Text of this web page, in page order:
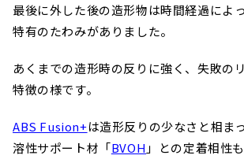
最後に外した後の造形物は時間経過によ
特有のたわみがありました。
あくまでの造形時の反りに強く、失敗の
特徴の様です。
ABS Fusion+は造形反りの少なさと相ま
溶性サポート材「BVOH 」との定着相性